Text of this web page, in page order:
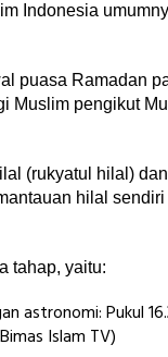
Indonesia
puasa Ramadan
Muslim pengikut
(rukyatul hilal)
hilal
tahap, yaitu:
astronomi: Pukul
Islam TV)